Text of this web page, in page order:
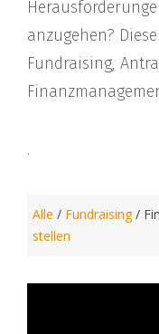
anzugehen?
Fundraising,
.
Alle / Fundraising/
stellen